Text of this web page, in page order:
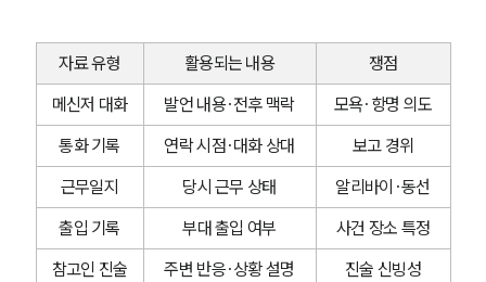
세미나
대륜법률상담예약
대륜법률상담예약
자료 유형 활용되는 내용
쟁점
메신저 대화
발언 내용·전후 맥락
모욕·항명 의도
통화 기록
연락 시점·대화 상대
보고 경위
근무일지
당시 근무 상태
알리바이·동선
출입 기록
부대 출입 여부
사건 장소 특정
참고인 진술
주변 반응·상황 설명 진술 신빙성